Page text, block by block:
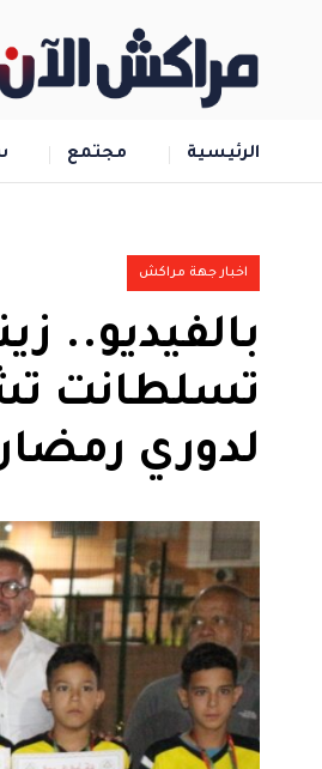
الرئيسية مجتمع
اخبار جهة مراكش
بالفيديو..
تسلطانت
لدوري